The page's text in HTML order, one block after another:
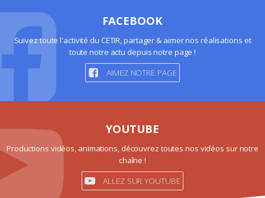
FACEBOOK
Suivez toute l'activité du CETIR, partager & aimer nos réalisations et
toute notre actu depuis notre page !
AIMEZ NOTRE PAGE
YOUTUBE
Productions vidéos, animations, découvrez toutes nos vidéos sur notre
chaîne !
ALLEZ SUR YOUTUBE